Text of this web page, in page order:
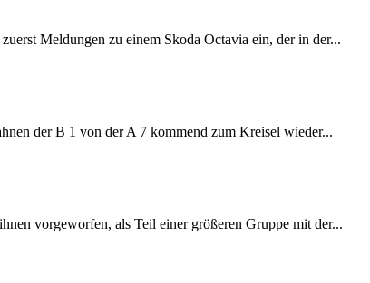
Meldungen zu einem Skoda Octavia ein, der in der...
der B 1 von der A 7 kommend zum Kreisel wieder...
vorgeworfen, als Teil einer größeren Gruppe mit der...